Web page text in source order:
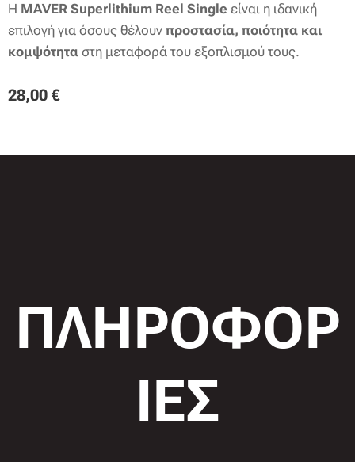
Η MAVER Superlithium Reel Single είναι η ιδανική
επιλογή για όσους θέλουν προστασία, ποιότητα και
κομψότητα στη μεταφορά του εξοπλισμού τους.
28,00 €
ΠΛΗΡΟΦΟΡ
ΙΕΣ